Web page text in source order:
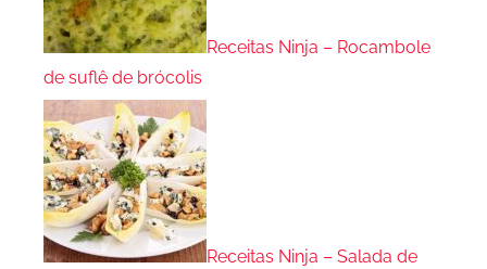
Receitas Ninja – Rocambole
de suflê de brócolis
Receitas Ninja – Salada de